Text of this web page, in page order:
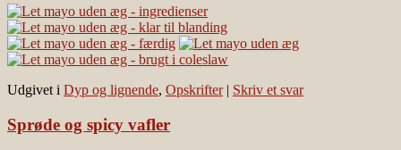
Udgivet i Dyp og lignende, Opskrifter | Skriv et svar
Sprøde og spicy vafler